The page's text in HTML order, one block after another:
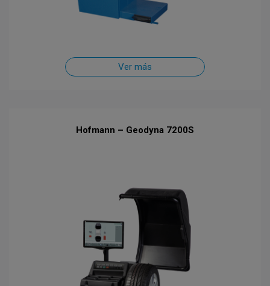
Ver más
Hofmann – Geodyna 7200S